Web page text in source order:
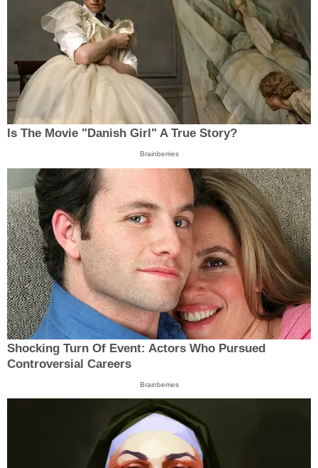
Is The Movie "Danish Girl" A True Story?
Brainberries
Shocking Turn Of Event: Actors Who Pursued
Controversial Careers
Brainberries